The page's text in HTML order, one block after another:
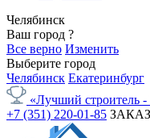
Челябинск
Ваш город ?
Все верно Изменить
Выберите город
Челябинск Екатеринбург
«Лучший строитель -
+7 (351) 220-01-85